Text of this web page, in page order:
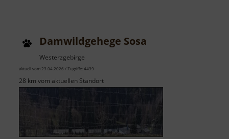
Damwildgehege Sosa
Westerzgebirge
aktuell vom 23.04.2026 / Zugriffe: 4439
28 km vom aktuellen Standort